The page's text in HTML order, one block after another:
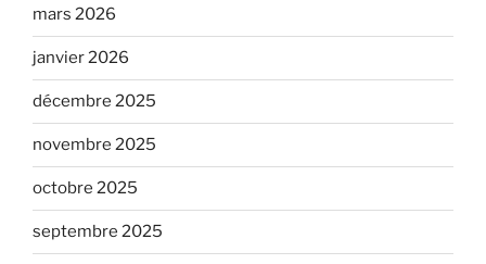
mars 2026
janvier 2026
décembre 2025
novembre 2025
octobre 2025
septembre 2025